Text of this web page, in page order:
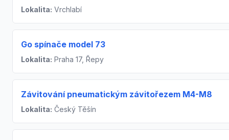
Lokalita: Vrchlabí
Go spínače model 73
Lokalita: Praha 17, Řepy
Závitování pneumatickým závitořezem M4-M8
Lokalita: Český Těšín